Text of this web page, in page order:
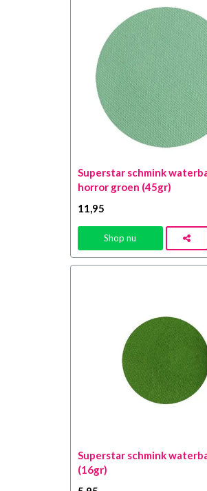
Superstar schmink
horror groen (45gr)
11 ,95
Shop nu
Superstar schmink
(16gr)